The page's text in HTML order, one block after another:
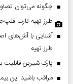
چگونه می‌توان
طرز تهیه تارت
آشنایی با آش‌های
طرز تهیه
پارک شیرین قابلیت‌
مراقب باشید این